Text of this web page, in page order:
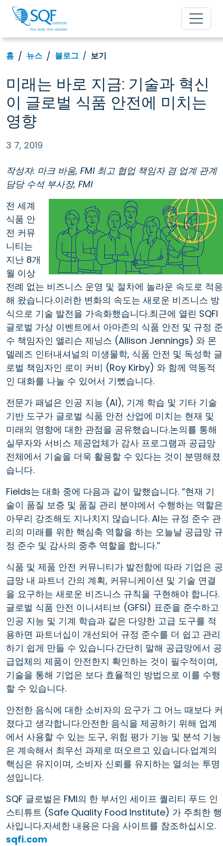
홈 뉴스 블로그 보기
미래는 바로 지금: 기술과 혁신
이 글로벌 식품 안전에 미치는
영향
3 7, 2019
작성자: 마크 바움, FMI 최고 협업 책임자 겸 업계 관계
담당 수석 부사장, FMI
전 세계
식품 안
전 커뮤
니티는
지난 8개
월 이상
전례 없는 비즈니스 운영 및 절차에 놀라운 속도로 적응
해 왔습니다.이러한 변화의 속도는 새로운 비즈니스 방
식으로 기술 발전을 가속화했습니다.최근에 열린 SQFI
글로벌 가상 이벤트에서 아마존의 식품 안전 및 규정 준
수 책임자인 앨리슨 제닝스 (Allison Jennings) 와 몬
델레즈 인터내셔널의 미생물학, 식품 안전 및 독성학 글
로벌 책임자인 로이 커비 (Roy Kirby) 와 함께 역동적
인 대화를 나눌 수 있어서 기뻤습니다.
전문가 패널은 인공 지능 (AI), 기계 학습 및 기타 기술
기반 도구가 글로벌 식품 안전 산업에 미치는 현재 및
미래의 영향에 대한 관점을 공유했습니다.논의를 통해
실무자와 서비스 제공업체가 감사 프로그램과 공급망
전체에서 기술을 더욱 활용할 수 있다는 것이 분명해졌
습니다.
Fields는 대화 중에 다음과 같이 말했습니다. “현재 기
술이 품질 보증 및 품질 관리 분야에서 수행하는 역할은
아무리 강조해도 지나치지 않습니다. AI는 규정 준수 관
리의 미래를 위한 핵심축 역할을 하는 오늘날 공급망 규
정 준수 및 감사의 중추 역할을 합니다.”
식품 및 제품 안전 커뮤니티가 발전함에 따라 기업은 공
급망 내 파트너 간의 계획, 커뮤니케이션 및 기술 연결
을 요구하는 새로운 비즈니스 규칙을 구현해야 합니다.
글로벌 식품 안전 이니셔티브 (GFSI) 표준을 준수하고
인공 지능 및 기계 학습과 같은 다양한 고급 도구를 적
용하면 파트너십이 개선되어 규정 준수를 더 쉽고 관리
하기 쉽게 만들 수 있습니다.간단히 말해 공급망에서 공
급업체의 제품이 안전한지 확인하는 것이 필수적이며,
기술을 통해 기업은 보다 효율적인 방법으로 이를 수행
할 수 있습니다.
안전한 음식에 대한 소비자의 요구가 그 어느 때보다 커
졌다고 생각합니다.안전한 음식을 제공하기 위해 업계
에서 사용할 수 있는 도구, 위험 평가 기능 및 분석 기능
은 계속해서 최우선 과제로 떠오르고 있습니다.업계의
핵심은 유지이며, 소비자 신뢰를 유지하는 열쇠는 투명
성입니다.
SQF 글로벌은 FMI의 한 부서인 세이프 퀄리티 푸드 인
스티튜트 (Safe Quality Food Institute) 가 주최한 행
사입니다.자세한 내용은 다음 사이트를 참조하십시오.
sqfi.com